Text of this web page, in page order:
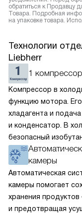
обратиться к Продавцу
Товара. Подробная
на упаковке товара.
Технологии
Liebherr
1 компрессор
Компрессор в
функцию мотора.
хладагента и
и конденсатор. В
безопасный
окружающей среде.
по охладительному
лучше работает
и быстрее
меньше
камеры
Автоматическая
камеры помогает
хранения
и предотвращая